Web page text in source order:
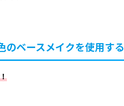
のベースメイクを使用する